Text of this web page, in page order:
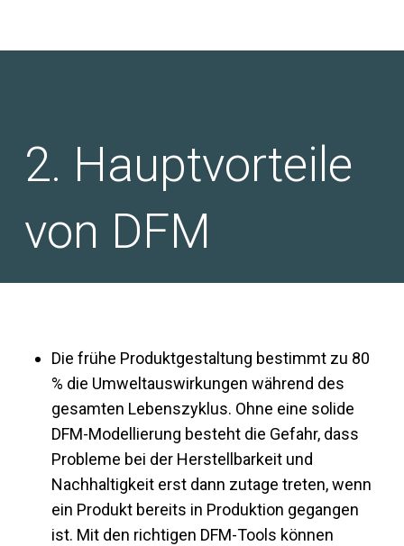
Hauptvorteile
von DFM
Die frühe Produktgestaltung bestimmt zu 80
% die Umweltauswirkungen während des
gesamten Lebenszyklus. Ohne eine solide
DFM-Modellierung besteht die Gefahr, dass
Probleme bei der Herstellbarkeit und
Nachhaltigkeit erst dann zutage treten, wenn
ein Produkt bereits in Produktion gegangen
ist. Mit den richtigen DFM-Tools können